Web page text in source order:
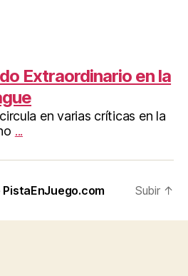
Extraordinario en la
en varias críticas en la
...
PistaEnJuego.com Subir ↑